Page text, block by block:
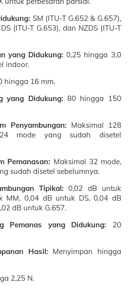
SM (ITU-T G.652 & G.657),
(ITU-T G.653), dan NZDS (ITU-T
yang Didukung: 0,25 hingga 3,0
indoor.
hingga 16 mm.
yang Didukung: 80 hingga 150
Penyambungan: Maksimal 128
mode yang sudah disetel
Pemanasan: Maksimal 32 mode,
sudah disetel sebelumnya.
Tipikal: 0,02 dB untuk
MM, 0,04 dB untuk DS, 0,04 dB
dB untuk G.657.
Pemanas yang Didukung: 20
Hasil: Menyimpan hingga
2,25 N.